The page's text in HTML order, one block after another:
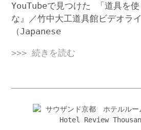
YouTubeで見つけた 「道具を
な』／竹中大工道具館ビデオラ
（Japanese
>>> 続きを読む